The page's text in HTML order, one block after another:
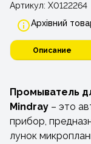
Артикул: Х0122264
Архівний
Описание
Промыватель
Mindray – это
прибор,
лунок